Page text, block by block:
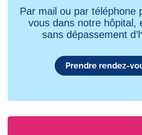
Par mail ou par téléphone
vous dans notre hôpital,
sans dépassement
Prendre rendez-